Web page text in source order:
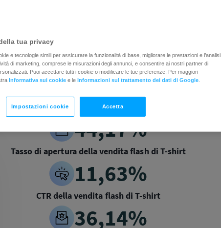
44,17%
Tasso di apertura della vendita flash di T-shirt
11,63%
CTR della vendita flash di T-shirt
36,14%
tua privacy
e tecnologie simili per assicurare la funzionalità di base, migliorare le prestazioni e l’analisi
di marketing, comprese le misurazioni degli annunci, e consentire ai nostri partner di
Puoi accettare tutti i cookie o modificare le tue preferenze. Per maggiori
Informativa sui cookie e le Informazioni sul trattamento dei dati di Google
Impostazioni cookie Accetta